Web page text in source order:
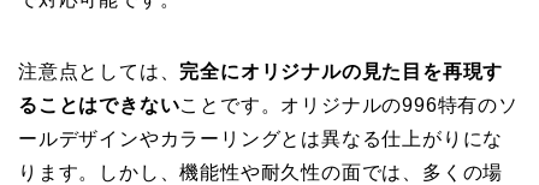
注意点としては、 完全にオリジナルの見た目を再現す
ることはできないことです。オリジナルの996特有のソ
ールデザインやカラーリングとは異なる仕上がりにな
ります。しかし、機能性や耐久性の面では、多くの場